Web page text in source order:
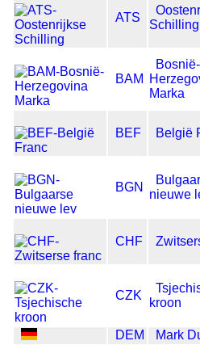
ATS
Schilling
BAM
Bosnië-
Marka
BEF België
BGN
nieuwe
CHF
CZK
kroon
DEM
Mark